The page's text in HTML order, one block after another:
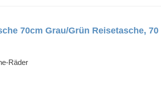
70cm Grau/Grün Reisetasche,
Räder